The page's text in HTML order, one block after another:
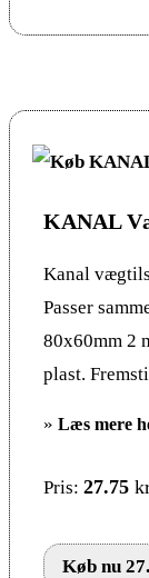
KANAL
Kanal
Passer
80x60mm 2
plast.
» Læs mere
Pris: 27.75
Køb nu